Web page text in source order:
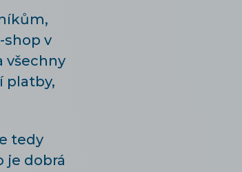
v
všechny
platby,
tedy
je dobrá